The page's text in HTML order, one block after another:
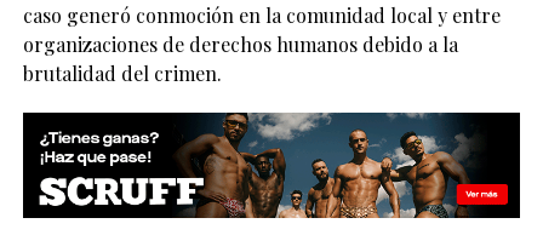
caso generó conmoción en la comunidad local y entre
organizaciones de derechos humanos debido a la
brutalidad del crimen.